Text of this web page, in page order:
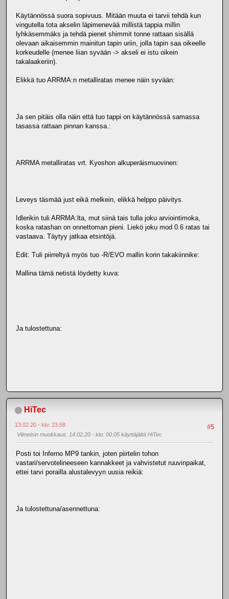
Käytännössä suora sopivuus. Mitään muuta ei tarvii tehdä kun
vingutella tota akselin läpimenevää millistä tappia millin
lyhkäsemmäks ja tehdä pienet shimmit tonne rattaan sisällä
olevaan aikaisemmin mainitun tapin uriin, jolla tapin saa oikeelle
korkeudelle (menee liian syvään -> akseli ei istu oikein
takalaakeriin).
Elikkä tuo ARRMA:n metalliratas menee näin syvään:
Ja sen pitäis olla näin että tuo tappi on käytännössä samassa
tasassa rattaan pinnan kanssa.:
ARRMA metalliratas vrt. Kyoshon alkuperäismuovinen:
Leveys täsmää just eikä melkein, elikkä helppo päivitys.
Idlerikin tuli ARRMA:lta, mut siinä tais tulla joku arviointimoka,
koska ratashan on onnettoman pieni. Liekö joku mod 0.6 ratas tai
vastaava. Täytyy jatkaa etsintöjä.
Edit: Tuli piirreltyä myös tuo -R/EVO mallin korin takakiinnike:
Mallina tämä netistä löydetty kuva:
Ja tulostettuna:
HiTec
#5
13.02.20 - klo: 23.58
Viimeisin muokkaus: 14.02.20 - klo: 00.05 käyttäjältä HiTec
Posti toi Inferno MP9 tankin, joten piirtelin tohon
vastari/servotelineeseen kannakkeet ja vahvistetut ruuvinpaikat,
ettei tarvi porailla alustalevyyn uusia reikiä:
Ja tulostettuna/asennettuna: